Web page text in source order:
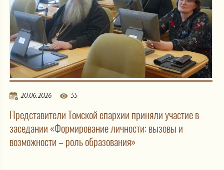
20.06.2026 55
Представители Томской епархии приняли участие в
заседании «Формирование личности: вызовы и
возможности – роль образования»